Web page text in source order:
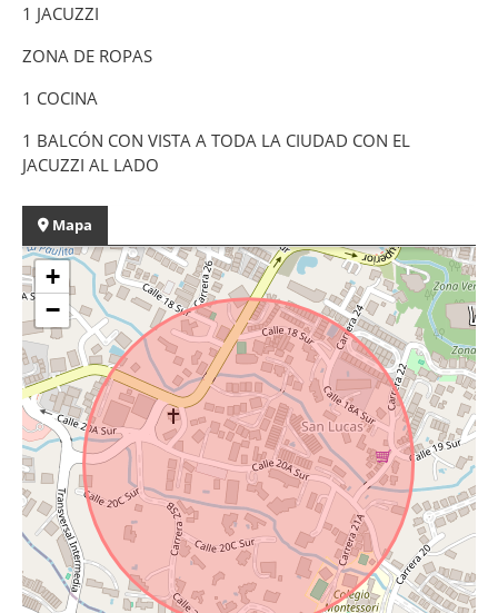
1 JACUZZI
ZONA DE ROPAS
1 COCINA
1 BALCÓN CON VISTA A TODA LA CIUDAD CON EL
JACUZZI AL LADO
Mapa
+
−